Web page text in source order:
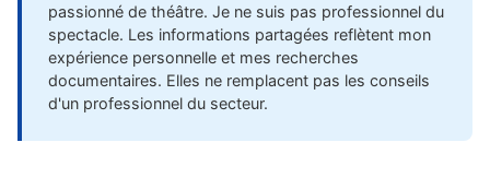
passionné de théâtre. Je ne suis pas professionnel du
spectacle. Les informations partagées reflètent mon
expérience personnelle et mes recherches
documentaires. Elles ne remplacent pas les conseils
d'un professionnel du secteur.